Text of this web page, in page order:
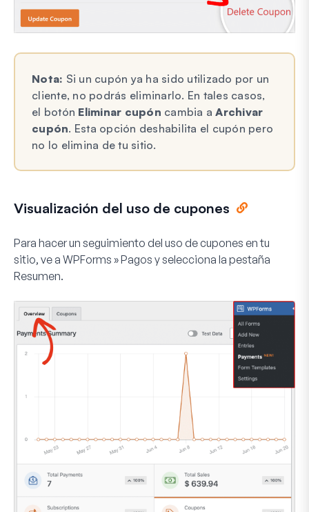
Nota: Si un cupón ya ha sido utilizado por un
cliente, no podrás eliminarlo. En tales casos,
el botón Eliminar cupón cambia aArchivar
cupón. Esta opción deshabilita el cupón pero
no lo elimina de tu sitio.
Visualización del uso de cupones
Para hacer un seguimiento del uso de cupones en tu
sitio, ve a WPForms » Pagos y selecciona la pestaña
Resumen.